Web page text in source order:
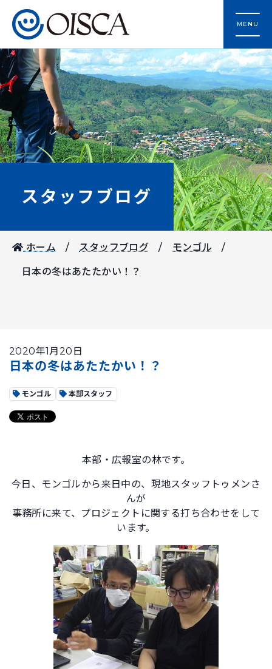
MENU
スタッフブログ
ホーム スタッフブログ モンゴル
日本の冬はあたたかい！？
2020年1月20日
日本の冬はあたたかい！？
モンゴル 本部スタッフ
本部・広報室の林です。
今日、モンゴルから来日中の、現地スタッフトゥメンさ
んが
事務所に来て、プロジェクトに関する打ち合わせをして
います。